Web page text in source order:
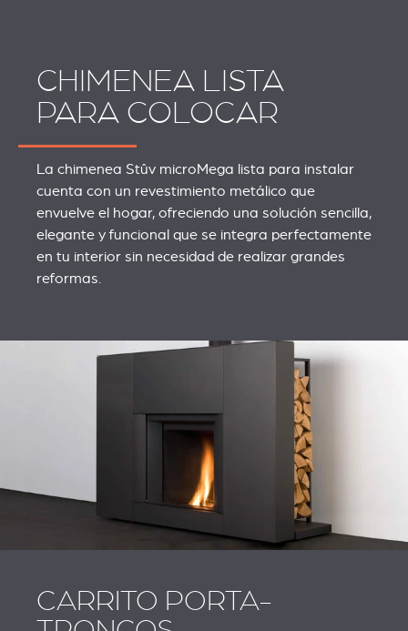
CHIMENEA LISTA
PARA COLOCAR
La chimenea Stûv microMega lista para instalar
cuenta con un revestimiento metálico que
envuelve el hogar, ofreciendo una solución sencilla,
elegante y funcional que se integra perfectamente
en tu interior sin necesidad de realizar grandes
reformas.
CARRITO PORTA-